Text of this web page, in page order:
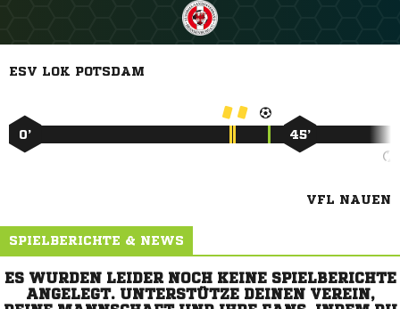
ESV LOK POTSDAM
0’ 45’
VFL NAUEN
SPIELBERICHTE & NEWS
ES WURDEN LEIDER NOCH KEINE SPIELBERICHTE
ANGELEGT. UNTERSTÜTZE DEINEN VEREIN,